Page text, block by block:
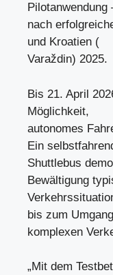
Pilotanwendung
nach
und Kroatien (
Varaždin) 2025.
Bis 21. April
Möglichkeit,
autonomes
Ein
Shuttlebus
Bewältigung
bis zum
komplexen
„Mit dem